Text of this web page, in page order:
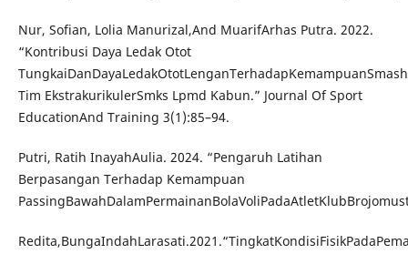
Nur, Sofian, Lolia Manurizal,And MuarifArhas Putra. 2022.
“Kontribusi Daya Ledak Otot
Tim EkstrakurikulerSmks Lpmd Kabun.” Journal Of Sport
EducationAnd Training 3(1):85–94.
Putri, Ratih InayahAulia. 2024. “Pengaruh Latihan
Berpasangan Terhadap Kemampuan